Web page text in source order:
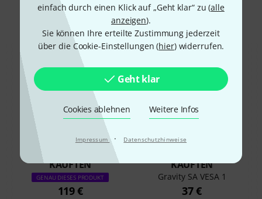
einfach durch einen Klick auf „Geht klar“ zu (alle
anzeigen).
Sie können Ihre erteilte Zustimmung jederzeit
über die Cookie-Einstellungen (hier) widerrufen.
Geht klar
Cookies ablehnen Weitere Infos
Impressum · Datenschutzhinweise
Das kauften Kunden, die sich dieses
Produkt angesehen haben
51%
KAUFTEN
GENAU DIESES PRODUKT
119 €
23%
KAUFTEN
Gravity SA VESA 1
37 €